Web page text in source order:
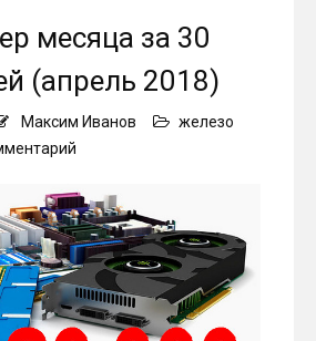
месяца за 30
(апрель 2018)
Максим Иванов
железо
месяца
за
30
000
рублей
(апрель
2018)